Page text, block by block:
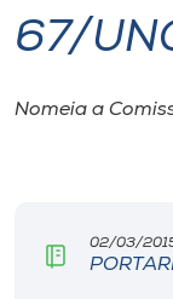
I.nova
CPA
67/
Nomeia a
02/03/